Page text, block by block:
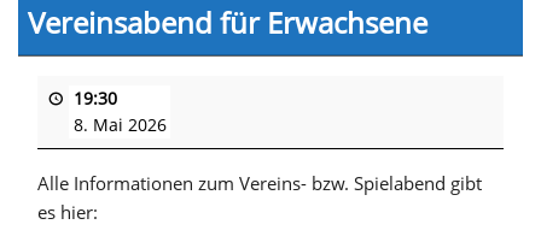
Vereinsabend für Erwachsene
19:30
8. Mai 2026
Alle Informationen zum Vereins- bzw. Spielabend gibt
es hier: